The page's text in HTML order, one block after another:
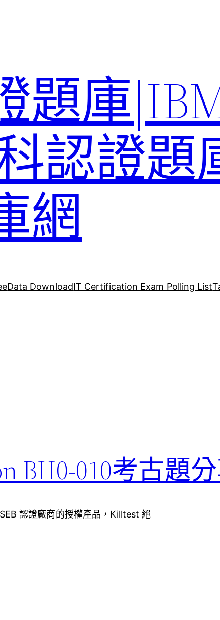
題庫
認證題
網
Data DownloadIT Certification Exam Polling List
BH0-010考古題
認證廠商的授權產品，Killtest 絕